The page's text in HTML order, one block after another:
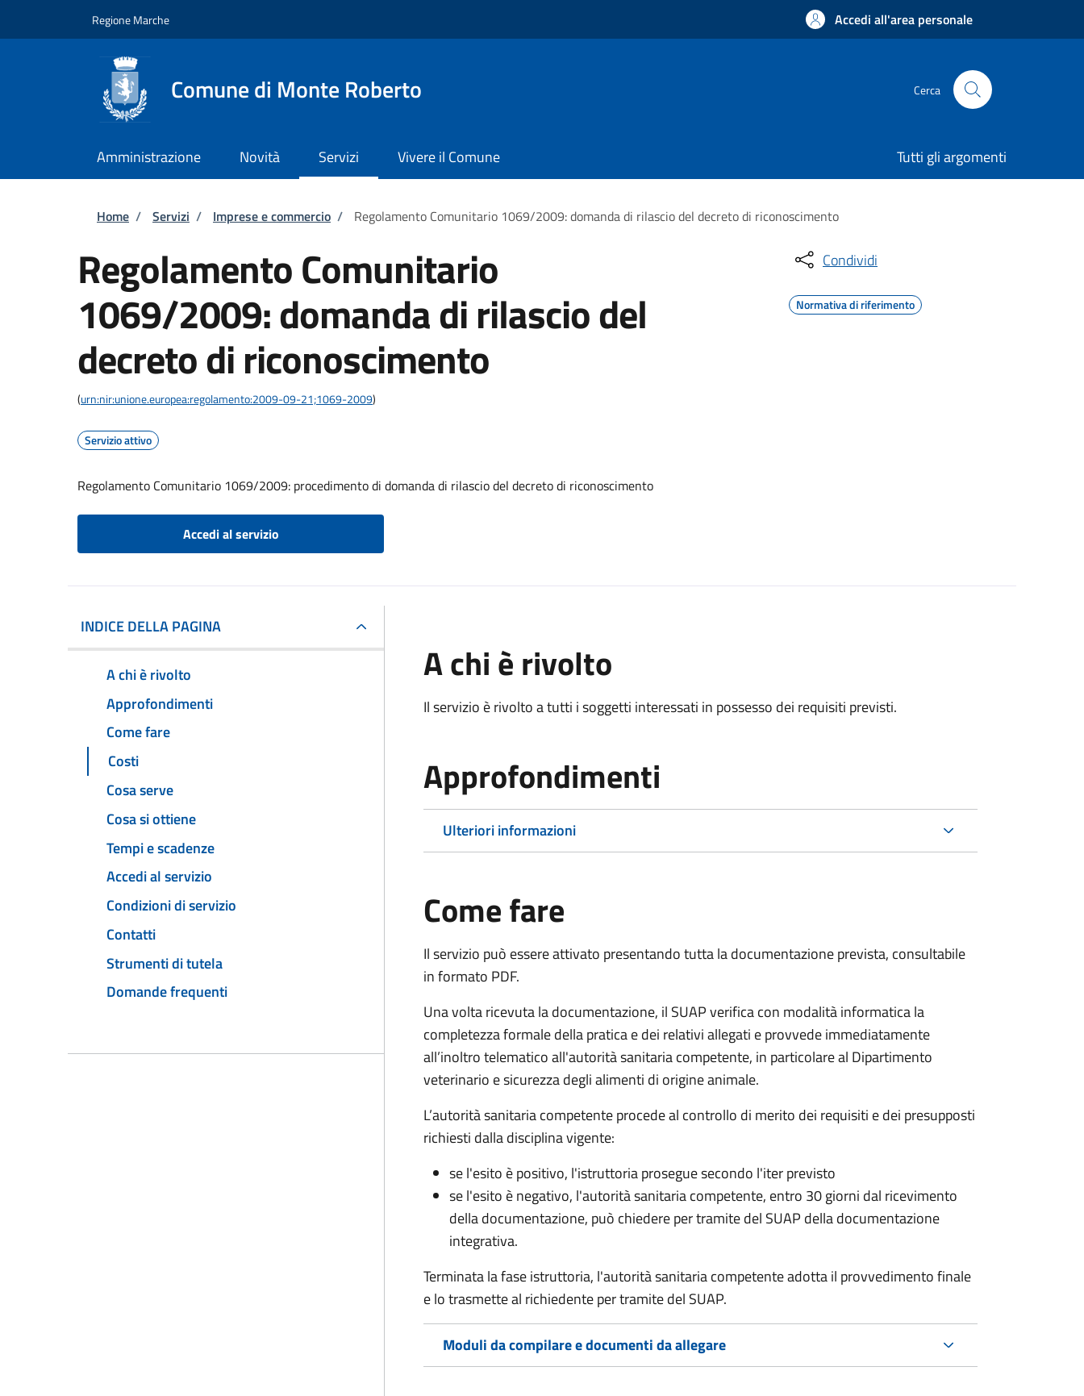
Regione Marche Accedi all'area personale
Comune di Monte Roberto Cerca
Amministrazione Novità Servizi Vivere il Comune Tutti gli argomenti
Briciole di pane
Home / Servizi / Imprese e commercio / Regolamento Comunitario 1069/2009: domanda di rilascio del decreto di riconoscimento
Regolamento Comunitario
1069/2009: domanda di rilascio del
decreto di riconoscimento
(urn:nir:unione.europea:regolamento:2009-09-21;1069-2009)
Servizio attivo
Regolamento Comunitario 1069/2009: procedimento di domanda di rilascio del decreto di riconoscimento
Accedi al servizio
Condividi
Normativa di riferimento
INDICE DELLA PAGINA
A chi è rivolto
Approfondimenti
Come fare
Costi
Cosa serve
Cosa si ottiene
Tempi e scadenze
Accedi al servizio
Condizioni di servizio
Contatti
Strumenti di tutela
Domande frequenti
A chi è rivolto
Il servizio è rivolto a tutti i soggetti interessati in possesso dei requisiti previsti.
Approfondimenti
Ulteriori informazioni
Come fare
Il servizio può essere attivato presentando tutta la documentazione prevista, consultabile
in formato PDF.
Una volta ricevuta la documentazione, il SUAP verifica con modalità informatica la
completezza formale della pratica e dei relativi allegati e provvede immediatamente
all’inoltro telematico all'autorità sanitaria competente, in particolare al Dipartimento
veterinario e sicurezza degli alimenti di origine animale.
L’autorità sanitaria competente procede al controllo di merito dei requisiti e dei presupposti
richiesti dalla disciplina vigente:
se l'esito è positivo, l'istruttoria prosegue secondo l'iter previsto
se l'esito è negativo, l'autorità sanitaria competente, entro 30 giorni dal ricevimento
della documentazione, può chiedere per tramite del SUAP della documentazione
integrativa.
Terminata la fase istruttoria, l'autorità sanitaria competente adotta il provvedimento finale
e lo trasmette al richiedente per tramite del SUAP.
Moduli da compilare e documenti da allegare